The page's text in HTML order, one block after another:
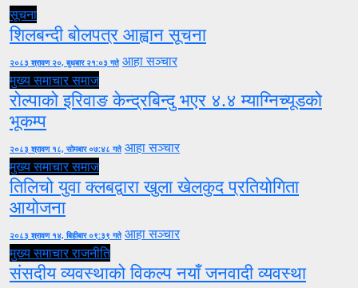
सूचना
शिलबन्दी बोलपत्र आह्वान सूचना
२०८३ श्रावण २०, बुधबार २१:०३ गते आहा सञ्चार
मुख्य समाचारसमाज
रोल्पाको इरिवाङ केन्द्रबिन्दु भएर ४.४ म्याग्निच्यूडको
भूकम्प
२०८३ श्रावण १८, सोमबार ०७:४८ गते आहा सञ्चार
मुख्य समाचारसमाज
तिलिचो युवा क्लबद्वारा खुला खेलकुद प्रतियोगिता
आयोजना
२०८३ श्रावण १४, बिहीबार ०९:३९ गते आहा सञ्चार
मुख्य समाचारराजनीति
संसदीय व्यवस्थाको विकल्प नयाँ जनवादी व्यवस्था